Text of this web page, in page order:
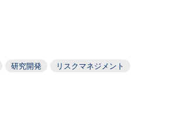
研究開発 リスクマネジメント